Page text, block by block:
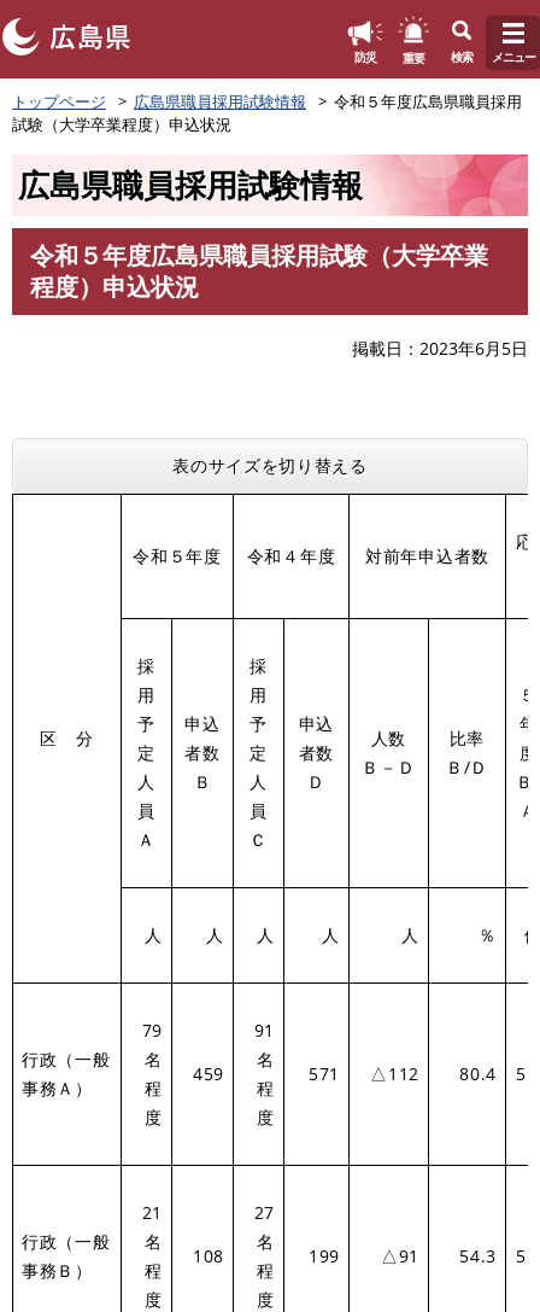
ペ
ー
ジ
防災 重要 検索 メニュー
トップページ 広島県職員採用試験情報
令和５年度広島県職員採用
試験（大学卒業程度）申込状況
広島県職員採用試験情報
令和５年度広島県職員採用試験（大学卒業
程度）申込状況
掲載日 2023年6月5日
表のサイズを切り替える
区 分
令和５年度 令和４年度 対前年申込者数
応
採
用
予
定
人
員
Ａ
申込
者数
Ｂ
採
用
予
定
人
員
Ｃ
申込
者数
Ｄ
人数
Ｂ－Ｄ
比率
Ｂ/Ｄ
５
年
度
Ｂ/
Ａ
人 人 人 人 人 ％
行政（一般
事務Ａ）
79
名
程
度
459
91
名
程
度
571 △112 80.4
行政（一般
事務Ｂ）
21
名
程
度
108
27
名
程
度
199 △91 54.3